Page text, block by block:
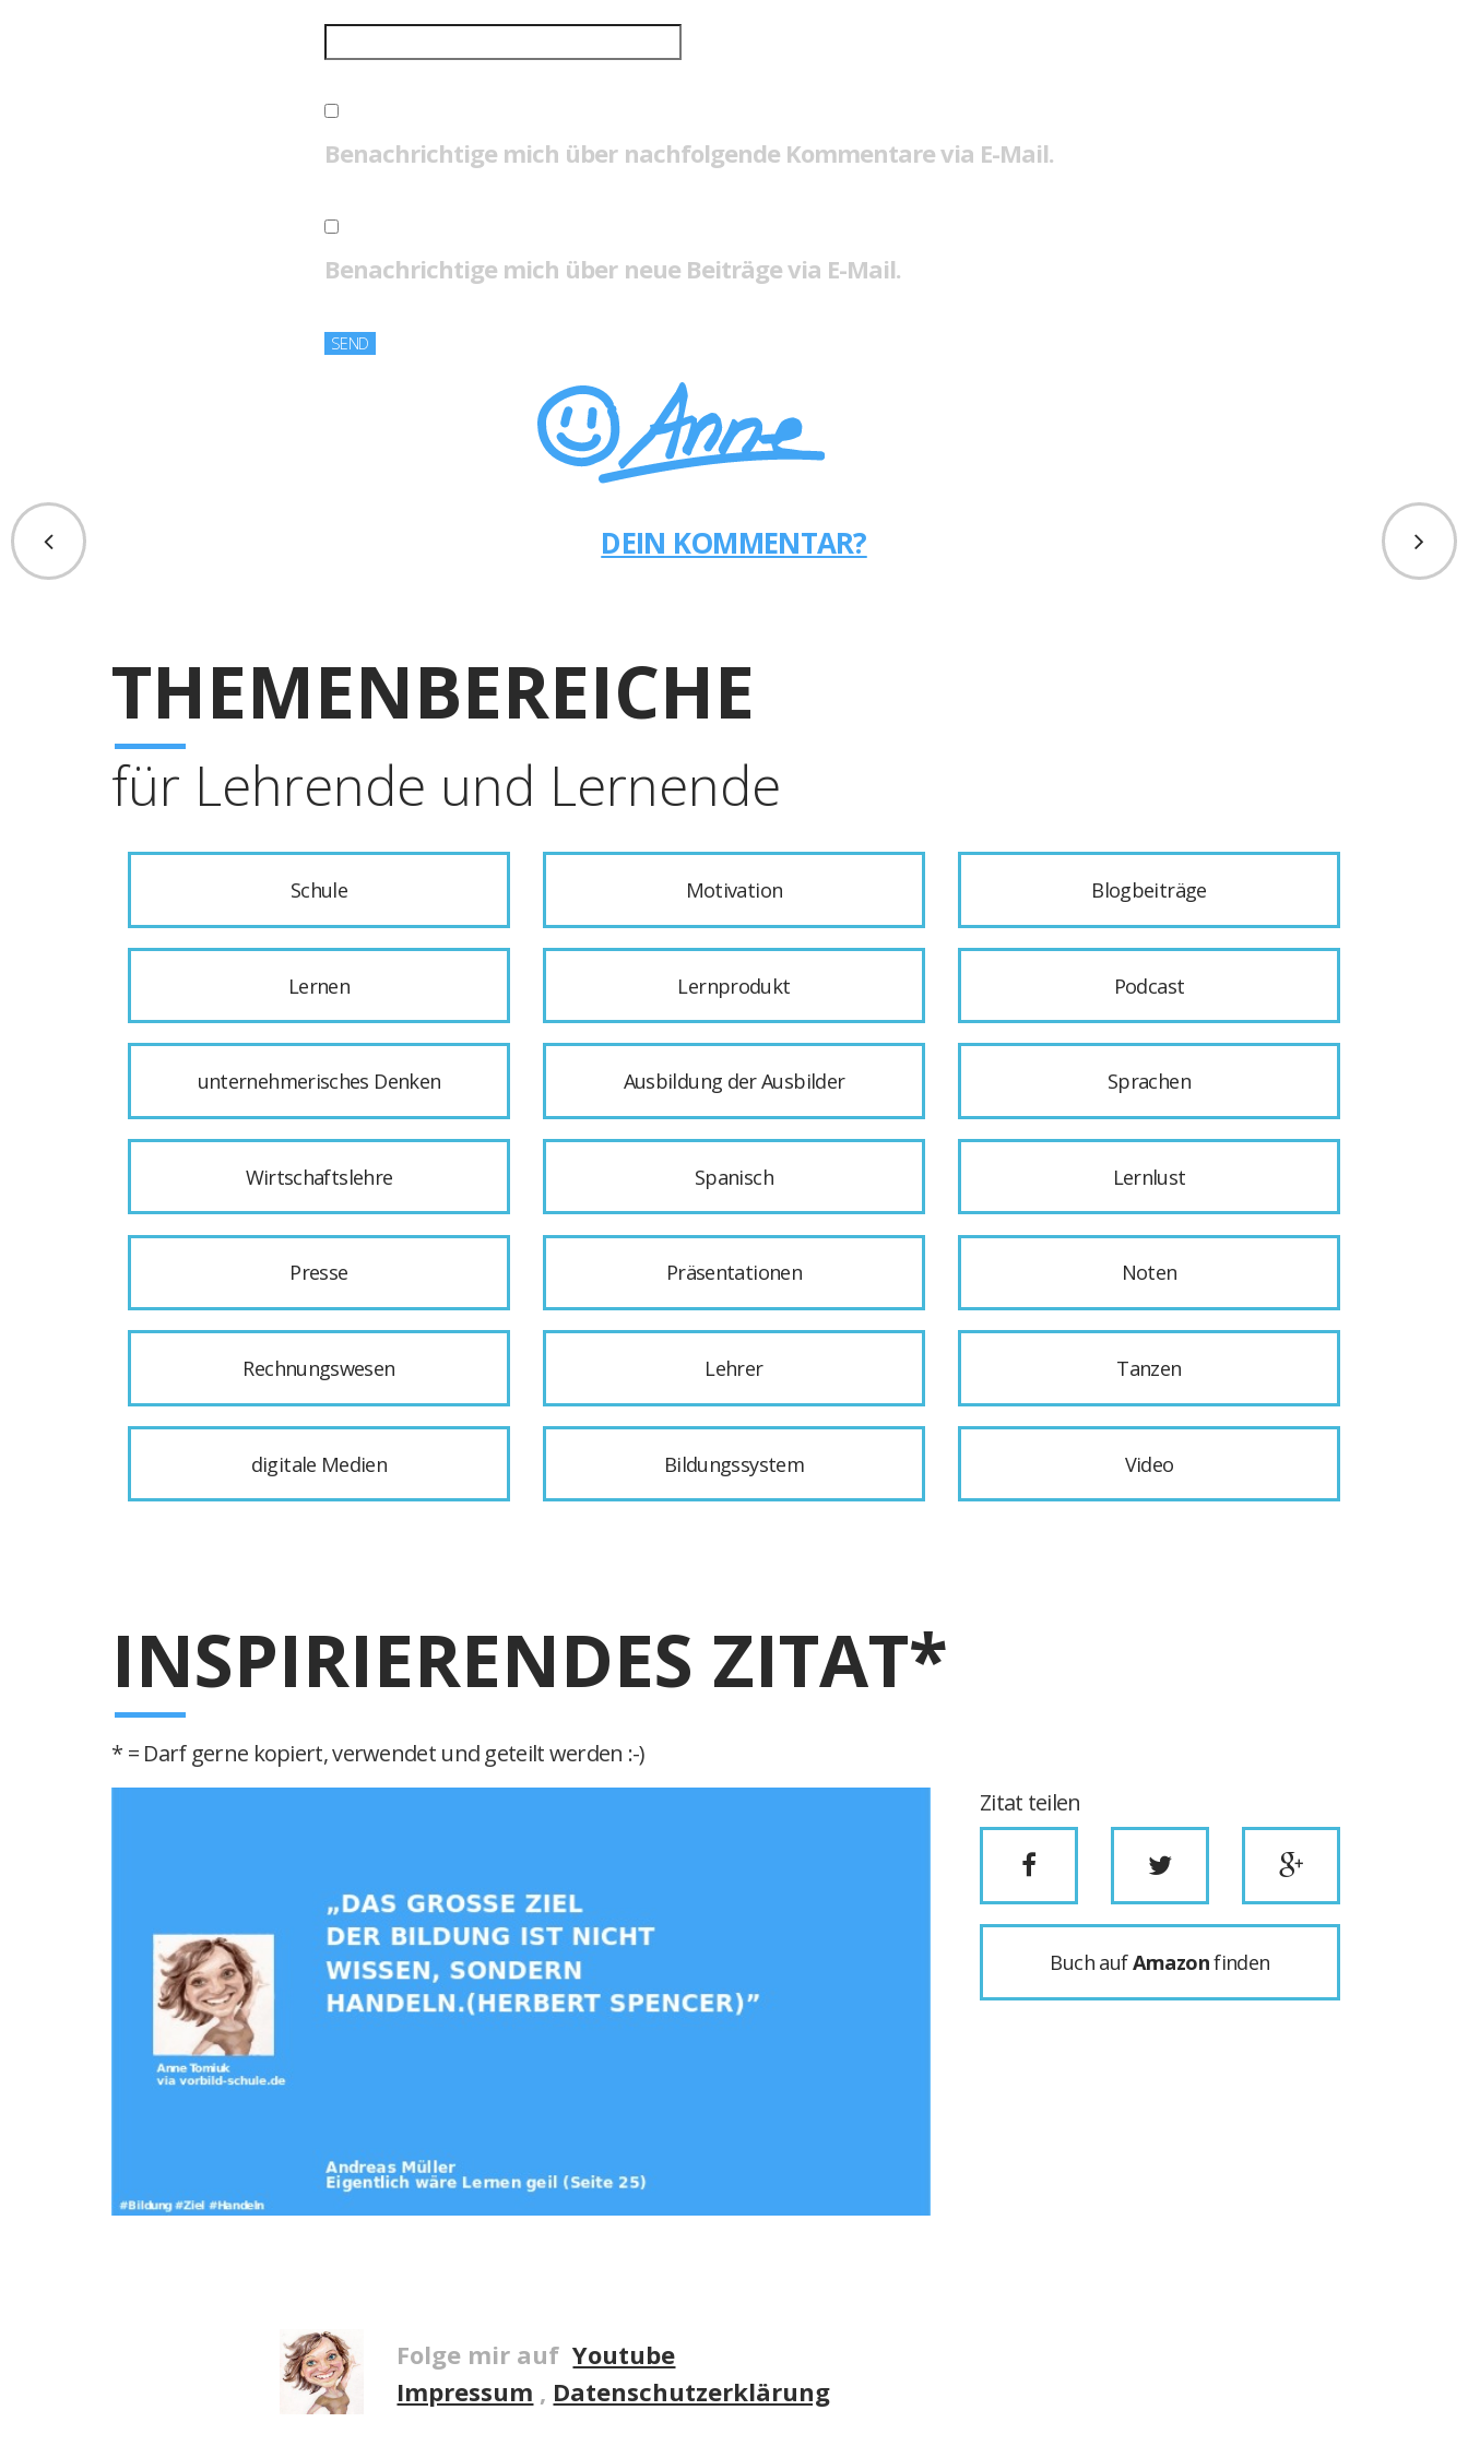
Benachrichtige mich über nachfolgende Kommentare via E-Mail.
Benachrichtige mich über neue Beiträge via E-Mail.
DEIN KOMMENTAR?
THEMENBEREICHE
für Lehrende und Lernende
Schule Motivation Blogbeiträge
Lernen Lernprodukt Podcast
unternehmerisches Denken Ausbildung der Ausbilder Sprachen
Wirtschaftslehre Spanisch Lernlust
Presse Präsentationen Noten
Rechnungswesen Lehrer Tanzen
digitale Medien Bildungssystem Video
INSPIRIERENDES ZITAT*
* = Darf gerne kopiert, verwendet und geteilt werden :-)
Zitat teilen
Buch aufAmazonfinden
Folge mir auf Youtube
Impressum , Datenschutzerklärung